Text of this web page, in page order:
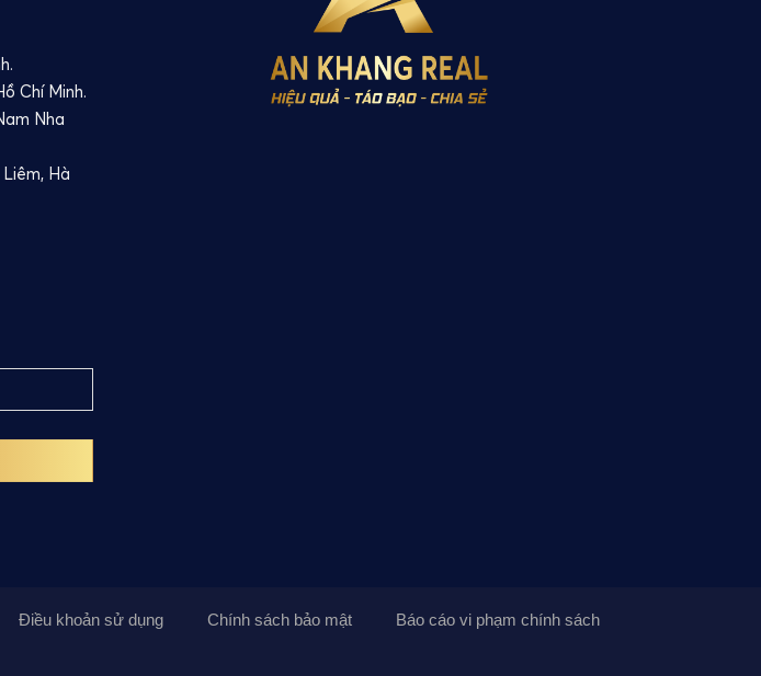
Chí Minh.
Nha
Hà
Điều khoản sử dụng Chính sách bảo mật Báo cáo vi phạm chính sách